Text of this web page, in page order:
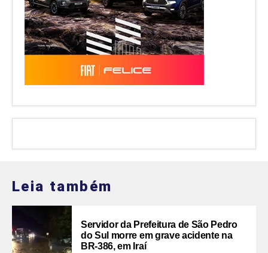
Leia também
Servidor da Prefeitura de São Pedro
do Sul morre em grave acidente na
BR-386, em Iraí